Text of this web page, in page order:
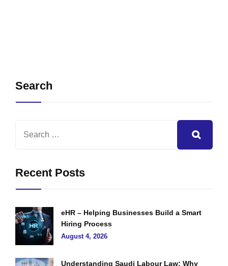
Search
Recent Posts
eHR – Helping Businesses Build a Smart
Hiring Process
August 4, 2026
Understanding Saudi Labour Law: Why